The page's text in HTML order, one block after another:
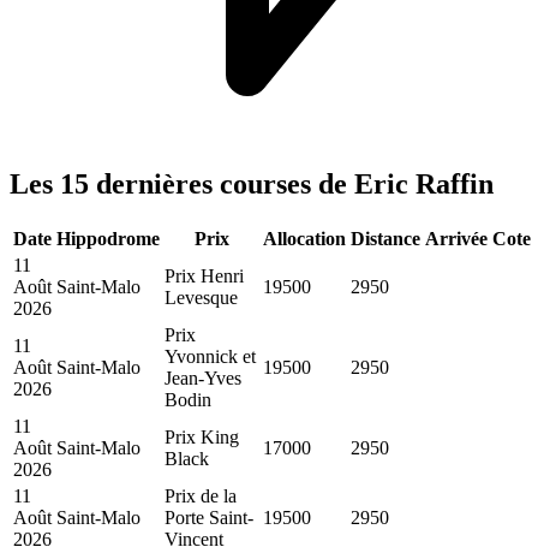
Les 15 dernières courses de Eric Raffin
Date Hippodrome Prix Allocation Distance Arrivée Cote
11
Août
2026
Saint-Malo
Prix Henri
Levesque
19500 2950
11
Août
2026
Saint-Malo
Prix
Yvonnick et
Jean-Yves
Bodin
19500 2950
11
Août
2026
Saint-Malo
Prix King
Black
17000 2950
11
Août
2026
Saint-Malo
Prix de la
Porte Saint-
Vincent
19500 2950